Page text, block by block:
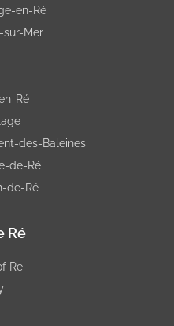
en-Ré
sur-Mer
Ré
des-Baleines
de-Ré
de-Ré
Ré
Re